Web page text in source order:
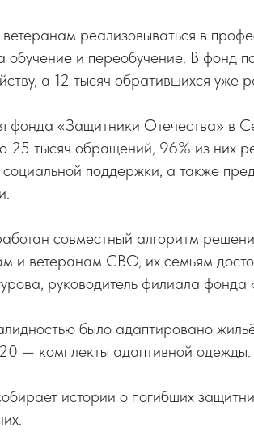
реализовываться в
обучение и переобучение. В фонд
а 12 тысяч обратившихся уже
фонда «Защитники Отечества» в
25 тысяч обращений, 96% из них
социальной поддержки, а также
совместный алгоритм
и ветеранам СВО, их семьям
руководитель филиала
было адаптировано
— комплекты адаптивной одежды.
истории о погибших